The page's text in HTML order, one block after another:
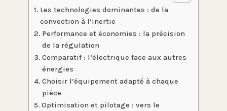
Les technologies dominantes : de la
convection à l’inertie
Performance et économies : la précision
de la régulation
Comparatif : l’électrique face aux autres
énergies
Choisir l’équipement adapté à chaque
pièce
Optimisation et pilotage : vers le